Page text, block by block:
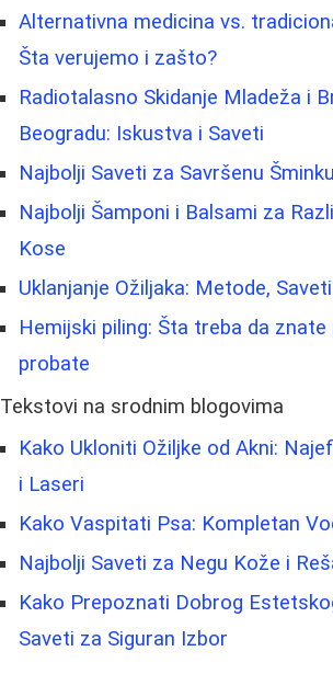
Alternativna medicina vs.
Šta verujemo i zašto?
Radiotalasno Skidanje Mladeža i
Beogradu: Iskustva i Saveti
Najbolji Saveti za Savršenu Šminku
Najbolji Šamponi i Balsami za
Kose
Uklanjanje Ožiljaka: Metode,
Hemijski piling: Šta treba da
probate
Tekstovi na srodnim blogovima
Kako Ukloniti Ožiljke od Akni:
i Laseri
Kako Vaspitati Psa: Kompletan
Najbolji Saveti za Negu Kože i
Kako Prepoznati Dobrog
Saveti za Siguran Izbor